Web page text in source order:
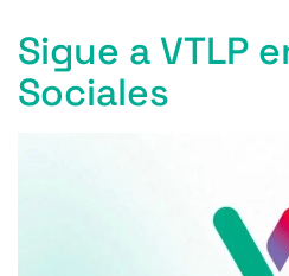
Sigue a VTLP
Sociales